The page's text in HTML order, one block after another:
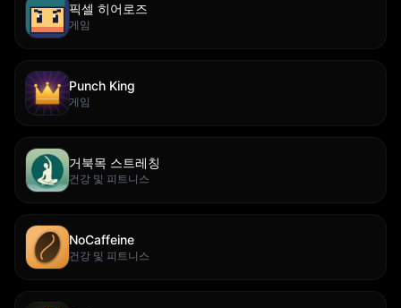
픽셀 히어로즈
게임
Punch King
게임
거북목 스트레칭
건강 및 피트니스
NoCaffeine
건강 및 피트니스